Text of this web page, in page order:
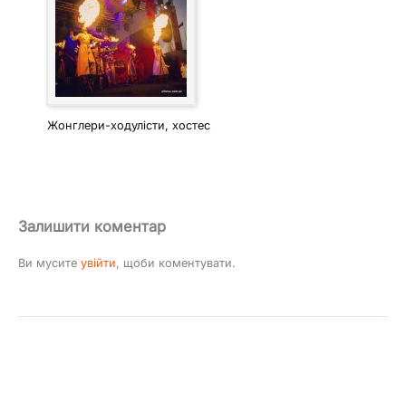
Жонглери-ходулісти, хостес
Залишити коментар
Ви мусите увійти, щоби коментувати.